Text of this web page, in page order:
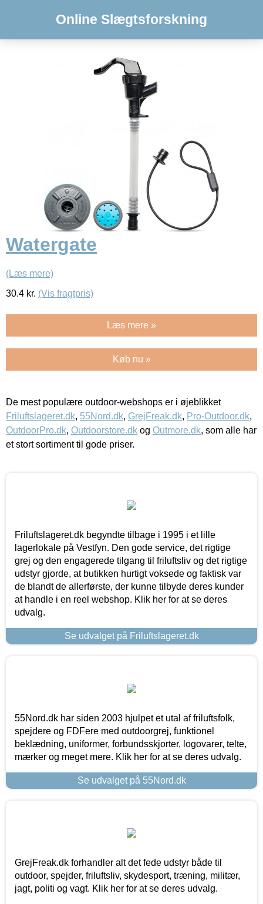
Online Slægtsforskning
Watergate
(Læs mere)
30.4 kr. (Vis fragtpris)
Læs mere »
Køb nu »
De mest populære outdoor-webshops er i øjeblikket
Friluftslageret.dk, 55Nord.dk, GrejFreak.dk, Pro-Outdoor.dk,
OutdoorPro.dk, Outdoorstore.dk og Outmore.dk, som alle har
et stort sortiment til gode priser.
Friluftslageret.dk begyndte tilbage i 1995 i et lille
lagerlokale på Vestfyn. Den gode service, det rigtige
grej og den engagerede tilgang til friluftsliv og det rigtige
udstyr gjorde, at butikken hurtigt voksede og faktisk var
de blandt de allerførste, der kunne tilbyde deres kunder
at handle i en reel webshop. Klik her for at se deres
udvalg.
Se udvalget på Friluftslageret.dk
55Nord.dk har siden 2003 hjulpet et utal af friluftsfolk,
spejdere og FDFere med outdoorgrej, funktionel
beklædning, uniformer, forbundsskjorter, logovarer, telte,
mærker og meget mere. Klik her for at se deres udvalg.
Se udvalget på 55Nord.dk
GrejFreak.dk forhandler alt det fede udstyr både til
outdoor, spejder, friluftsliv, skydesport, træning, militær,
jagt, politi og vagt. Klik her for at se deres udvalg.